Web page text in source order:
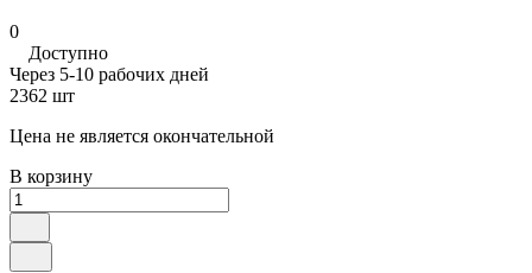
0
Доступно
Через 5-10 рабочих дней
2362 шт
Цена не является окончательной
В корзину